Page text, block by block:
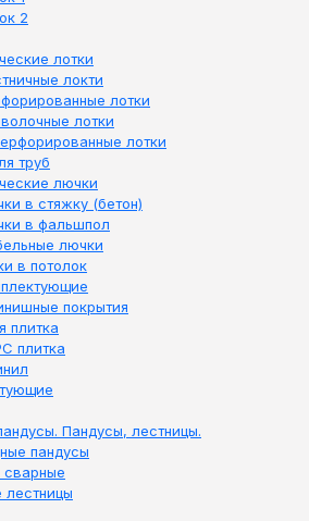
2
лотки
локти
лотки
лотки
лотки
труб
лючки
в стяжку (бетон)
в фальшпол
лючки
в потолок
покрытия
плитка
плитка
Пандусы, лестницы.
пандусы